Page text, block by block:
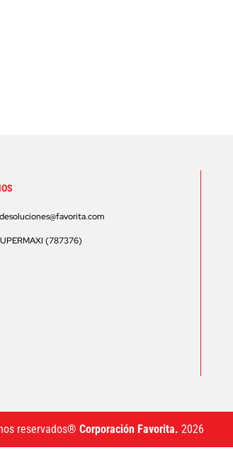
(787376)
reservados® Corporación Favorita. 2026